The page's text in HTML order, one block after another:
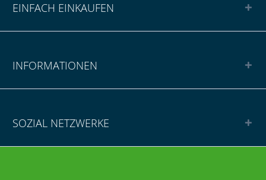
EINFACH EINKAUFEN
INFORMATIONEN
SOZIAL NETZWERKE